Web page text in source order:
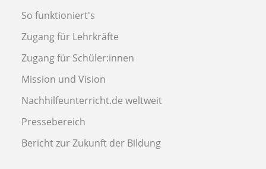
So funktioniert's
Zugang für Lehrkräfte
Zugang für Schüler:innen
Mission und Vision
Nachhilfeunterricht.de weltweit
Pressebereich
Bericht zur Zukunft der Bildung